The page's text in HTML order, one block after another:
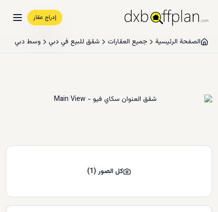
إدراج عقار
الصفحة الرئيسية جميع العقارات شقق للبيع في دبي وسط دبي
كل الصور(
1
)